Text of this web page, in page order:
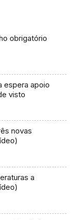
obrigatório
espera apoio
visto
novas
a